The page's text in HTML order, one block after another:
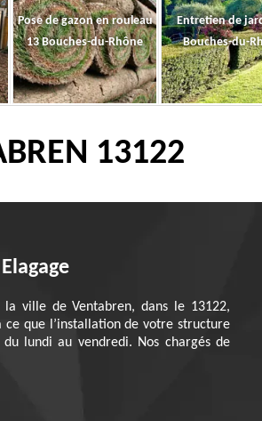
Pose de gazon en rouleau
13 Bouches-du-Rhône
Entretien de
Bouches-du-
13122
ville de Ventabren, dans le 13122,
ce que l’installation de votre structure
lundi au vendredi. Nos chargés de